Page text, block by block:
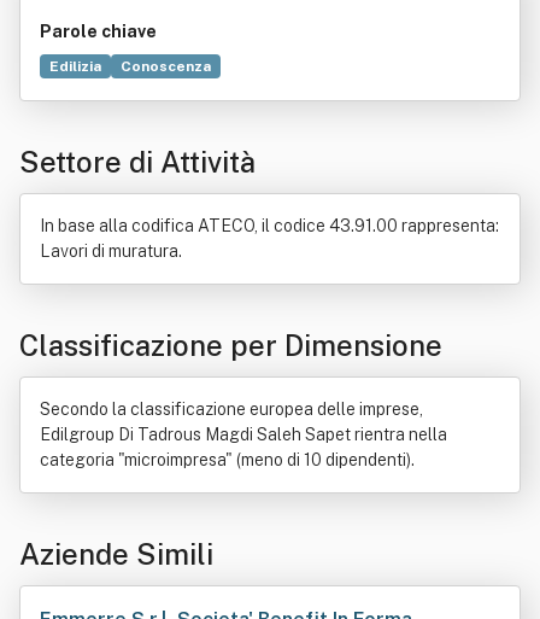
Parole chiave
Edilizia Conoscenza
Settore di Attività
In base alla codifica ATECO, il codice 43.91.00 rappresenta:
Lavori di muratura.
Classificazione per Dimensione
Secondo la classificazione europea delle imprese,
Edilgroup Di Tadrous Magdi Saleh Sapet rientra nella
categoria "microimpresa" (meno di 10 dipendenti).
Aziende Simili